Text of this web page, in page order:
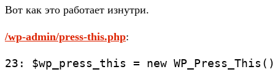
Вот как это работает изнутри.
/wp-admin/press-this.php:
23: $wp_press_this = new